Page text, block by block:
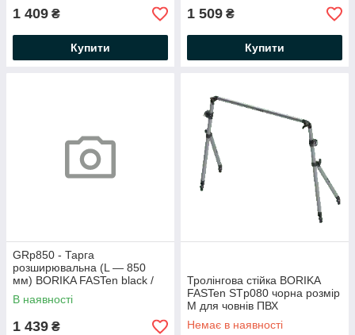
1 409 ₴
Купити
1 509 ₴
Купити
GRp850 - Тарга
розширювальна (L — 850
мм) BORIKA FASTen black /
aluminum black anodized
(01.02.034.01.55)
В наявності
1 439 ₴
Тролінгова стійка BORIKA
FASTen STp080 чорна розмір
М для човнів ПВХ
(01.02.015.02.43)
Немає в наявності